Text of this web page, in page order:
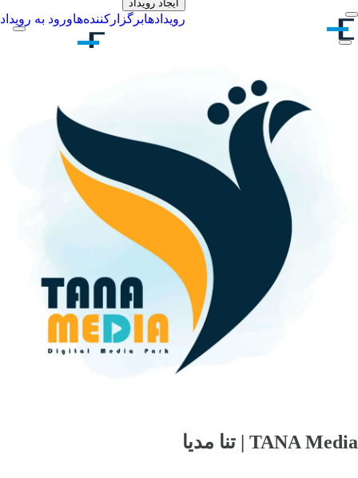
ایجاد رویداد
رویدادهابرگزارکننده‌هاورود به رویداد
TANA Media | تنا مدیا